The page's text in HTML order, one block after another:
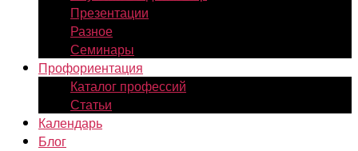
Презентации
Разное
Семинары
Профориентация
Каталог профессий
Статьи
Календарь
Блог